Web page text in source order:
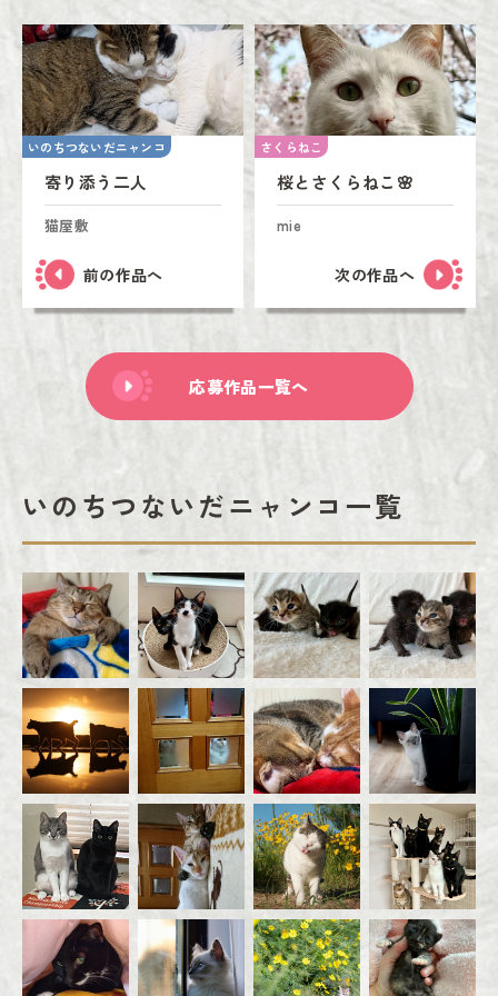
いのちつないだニャンコ
寄り添う二人
猫屋敷
前の作品へ
さくらねこ
桜とさくらねこ🌸
mie
次の作品へ
応募作品一覧へ
いのちつないだニャンコ一覧